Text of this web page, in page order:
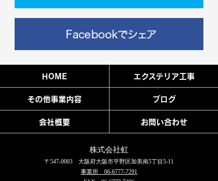
HOME エクステリア工事
その他事業内容 ブログ
会社概要 お問い合わせ
株式会社虹
〒547-0003 大阪府大阪市平野区加美南5丁目5-11
事業所 06-6777-7291